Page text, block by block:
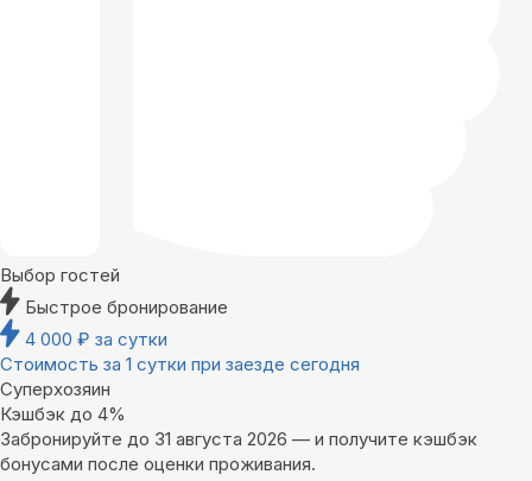
Выбор гостей
Быстрое бронирование
4 000 ₽ за сутки
Стоимость за 1 сутки при заезде сегодня
Суперхозяин
Кэшбэк до 4%
Забронируйте до 31 августа 2026 — и получите кэшбэк
бонусами после оценки проживания.